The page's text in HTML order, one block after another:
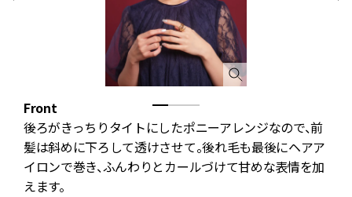
Front
後ろがきっちりタイトにしたポニーアレンジなので、前
髪は斜めに下ろして透けさせて。後れ毛も最後にヘアア
イロンで巻き、ふんわりとカールづけて甘めな表情を加
えます。